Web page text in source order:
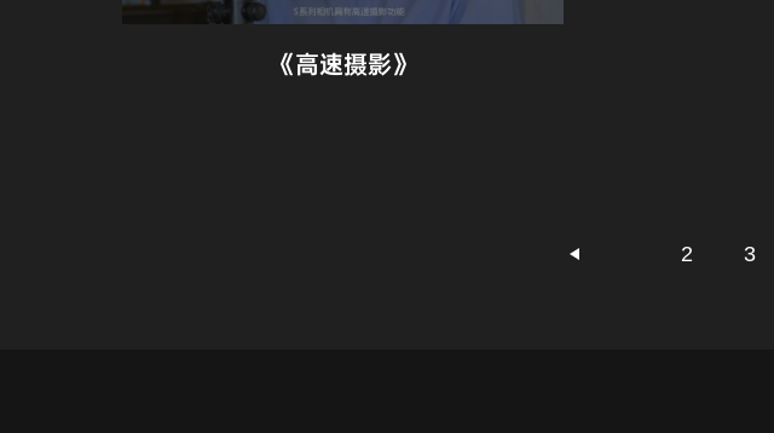
《高速摄影》
2 3